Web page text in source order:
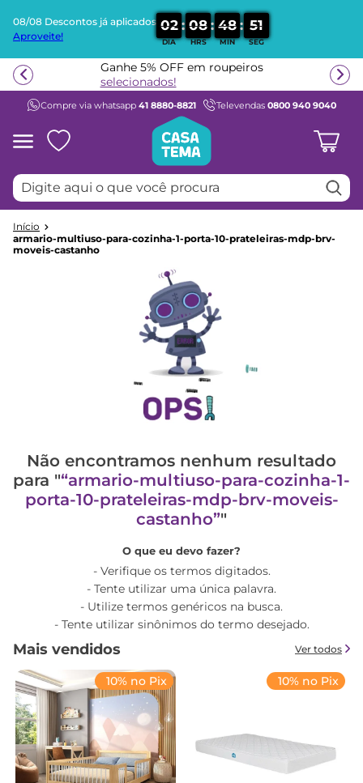
08/08 Descontos já aplicados
Aproveite!
02
DIA
: 08
HRS
: 48
MIN
: 51
SEG
Ganhe 5% OFF em roupeiros
selecionados!
Compre via whatsapp 41 8880-8821 Televendas 0800 940 9040
Digite aqui o que você procura
armario-multiuso-para-cozinha-1-porta-10-prateleiras-mdp-brv-
moveis-castanho
Não encontramos nenhum resultado
para " armario-multiuso-para-cozinha-1-
porta-10-prateleiras-mdp-brv-moveis-
castanho "
O que eu devo fazer?
Verifique os termos digitados.
Tente utilizar uma única palavra.
Utilize termos genéricos na busca.
Tente utilizar sinônimos do termo desejado.
Mais vendidos Ver todos
10% no Pix 10% no Pix
1º
guarda roupa
3º
aria
º
escrivaninha
6º
treliche
7º
berço